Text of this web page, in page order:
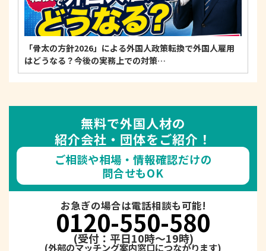
「骨太の方針2026」による外国人政策転換で外国人雇用
はどうなる？今後の実務上での対策…
無料で外国人材の
紹介会社・団体をご紹介！
ご相談や相場・情報確認だけの
問合せもOK
お急ぎの場合は電話相談も可能!
0120-550-580
(受付：平日10時～19時)